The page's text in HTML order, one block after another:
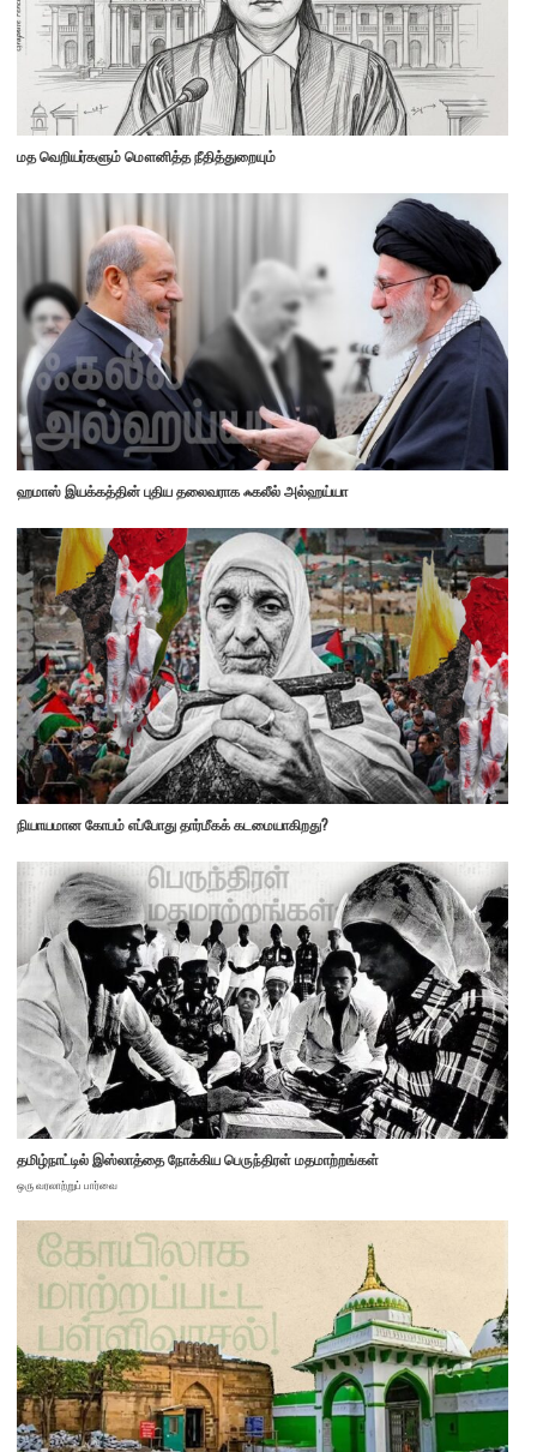
மத வெறியர்களும் மௌனித்த நீதித்துறையும்
ஹமாஸ் இயக்கத்தின் புதிய தலைவராக ஃகலீல் அல்ஹய்யா
நியாயமான கோபம் எப்போது தார்மீகக் கடமையாகிறது?
தமிழ்நாட்டில் இஸ்லாத்தை நோக்கிய பெருந்திரள் மதமாற்றங்கள்
ஒரு வரலாற்றுப் பார்வை